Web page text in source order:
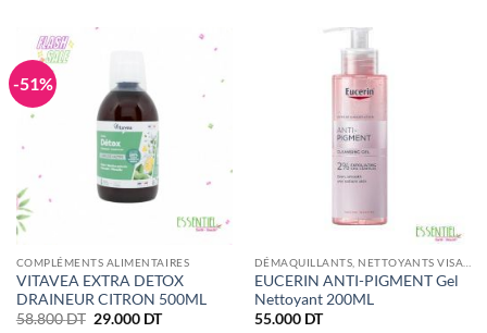
-51%
COMPLÉMENTS ALIMENTAIRES
VITAVEA EXTRA DETOX
DRAINEUR CITRON 500ML
58.800DT Le
29.000 DTLe
EUCERIN ANTI-PIGMENT Gel
Nettoyant 200ML
55.000 DT